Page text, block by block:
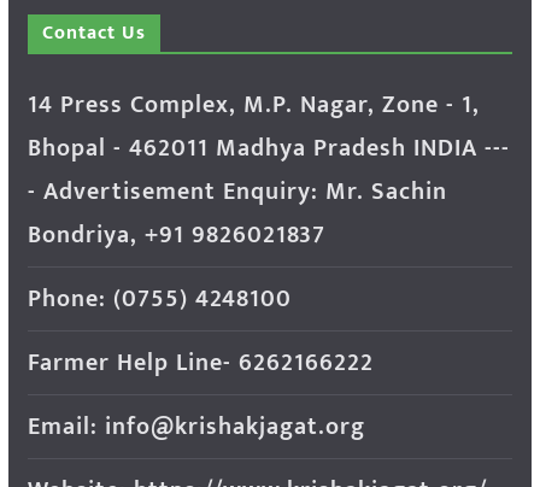
Contact Us
14 Press Complex, M.P. Nagar, Zone - 1,
Bhopal - 462011 Madhya Pradesh INDIA ---
- Advertisement Enquiry: Mr. Sachin
Bondriya, +91 9826021837
Phone: (0755) 4248100
Farmer Help Line- 6262166222
Email: info@krishakjagat.org